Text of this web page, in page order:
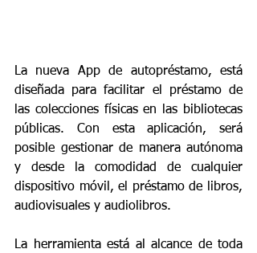
La nueva App de autopréstamo, está
diseñada para facilitar el préstamo de
las colecciones físicas en las bibliotecas
públicas. Con esta aplicación, será
posible gestionar de manera autónoma
y desde la comodidad de cualquier
dispositivo móvil, el préstamo de libros,
audiovisuales y audiolibros.
La herramienta está al alcance de toda